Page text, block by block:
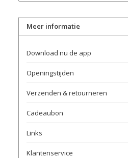
Meer informatie
Download nu de app
Openingstijden
Verzenden & retourneren
Cadeaubon
Links
Klantenservice